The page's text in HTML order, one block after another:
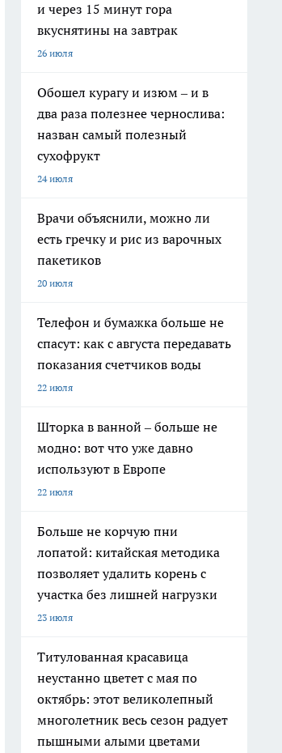
и через 15 минут гора
вкуснятины на завтрак
26 июля
Обошел курагу и изюм – и в
два раза полезнее чернослива:
назван самый полезный
сухофрукт
24 июля
Врачи объяснили, можно ли
есть гречку и рис из варочных
пакетиков
20 июля
Телефон и бумажка больше не
спасут: как с августа передавать
показания счетчиков воды
22 июля
Шторка в ванной – больше не
модно: вот что уже давно
используют в Европе
22 июля
Больше не корчую пни
лопатой: китайская методика
позволяет удалить корень с
участка без лишней нагрузки
23 июля
Титулованная красавица
неустанно цветет с мая по
октябрь: этот великолепный
многолетник весь сезон радует
пышными алыми цветами